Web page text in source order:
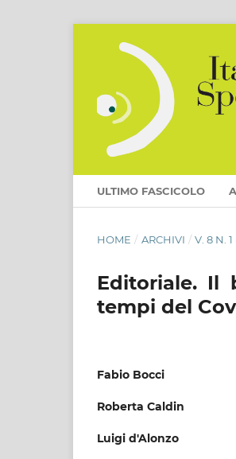
ULTIMO FASCICOLO
HOME / ARCHIVI / V. 8 N.
Editoriale. Il
tempi del
Fabio Bocci
Roberta Caldin
Luigi d'Alonzo